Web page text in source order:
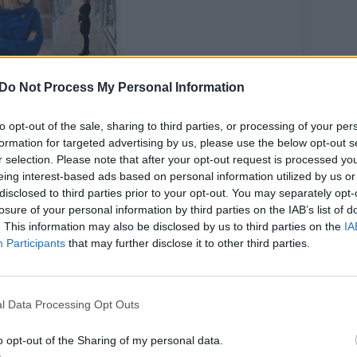
Do Not Process My Personal Information
opt-out of the sale, sharing to third parties, or processing of your
for targeted advertising by us, please use the below opt-out
selection. Please note that after your opt-out request is processed
interest-based ads based on personal information utilized by us
to third parties prior to your opt-out. You may separately
of your personal information by third parties on the IAB’s list of
This information may also be disclosed by us to third parties on the
Participants that may further disclose it to other third parties.
Data Processing Opt Outs
opt-out of the Sharing of my personal data.
narė
„Per 5
– nei
klausimo
psichikos
neiti, didesnių susitikimų ir žmonių
prasme, kas susiję su Seimu, kol